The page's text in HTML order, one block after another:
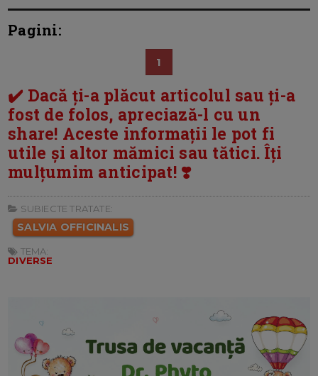
Pagini:
1
✔️ Dacă ți-a plăcut articolul sau ți-a
fost de folos, apreciază-l cu un
share! Aceste informații le pot fi
utile și altor mămici sau tătici. Îți
mulțumim anticipat! ❣️
SUBIECTE TRATATE:
SALVIA OFFICINALIS
TEMA:
DIVERSE